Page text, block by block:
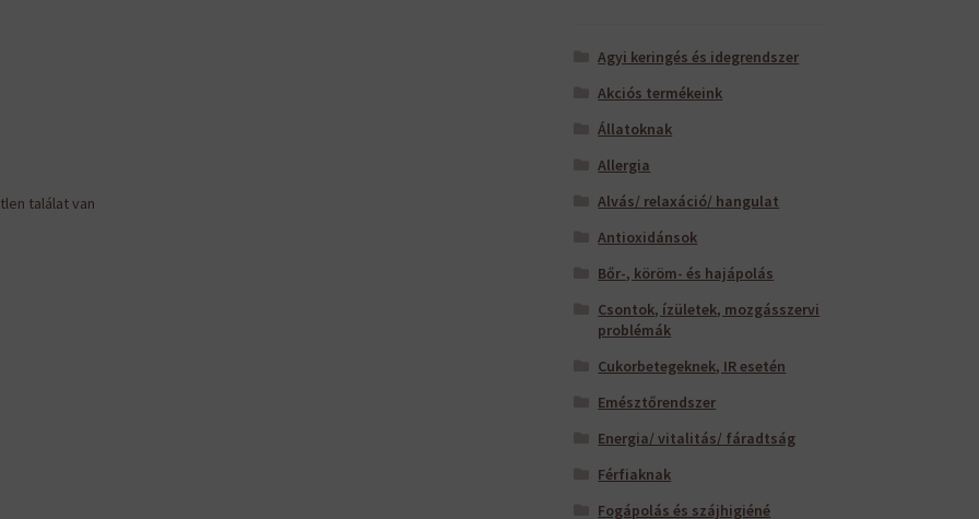
találat van
Agyi keringés és idegrendszer
Akciós termékeink
Állatoknak
Allergia
Alvás/ relaxáció/ hangulat
Antioxidánsok
Bőr-, köröm- és hajápolás
Csontok, ízületek, mozgásszervi
problémák
Cukorbetegeknek, IR esetén
Emésztőrendszer
Energia/ vitalitás/ fáradtság
Férfiaknak
Fogápolás és szájhigiéné